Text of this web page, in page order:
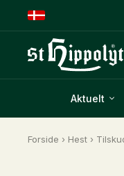
Aktuelt
Forside › Hest ›